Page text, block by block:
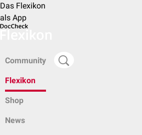
Das Flexikon
als App
Community
Flexikon
Shop
News